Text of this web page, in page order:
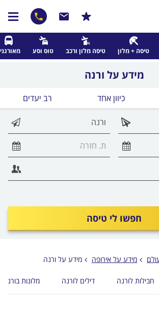
טיסה + מלון טיסה מלון ורכב טוס וסע
מידע על ורנה
כיוון אחד רב יעדים
חפשו לי טיסה
מידע על אירופה מידע על ורנה
חבילות לורנה דילים לורנה מלונות בורנה